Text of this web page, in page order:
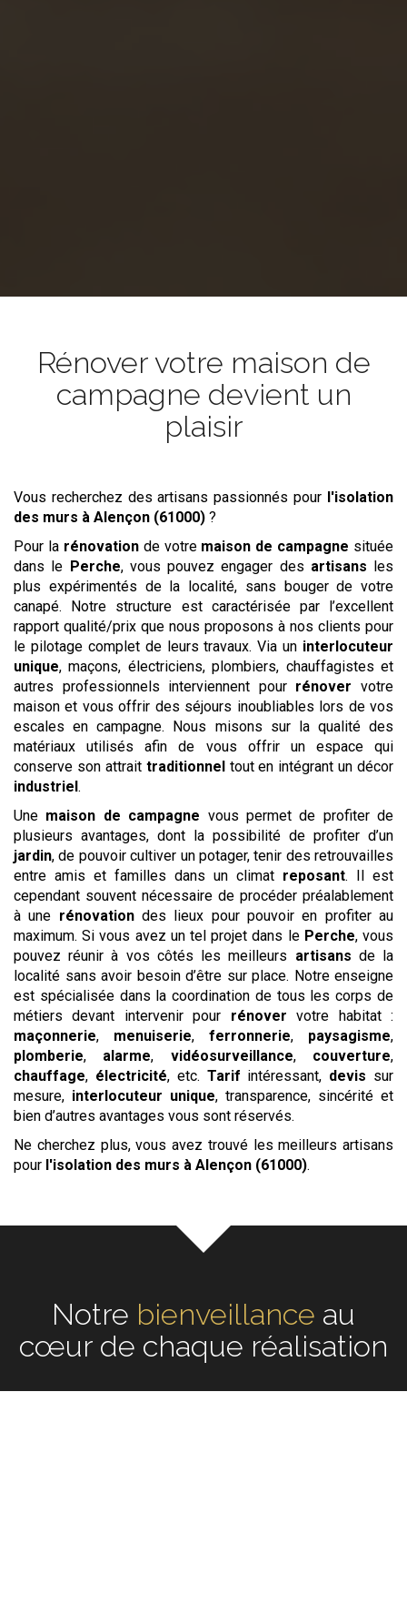
Rénover votre maison de
campagne devient un
plaisir
Vous recherchez des artisans passionnés pour l'isolation
des murs à Alençon (61000) ?
Pour la rénovationde votre maison de campagne située
dans le Perche, vous pouvez engager des artisans les
plus expérimentés de la localité, sans bouger de votre
canapé. Notre structure est caractérisée par l’excellent
rapport qualité/prix que nous proposons à nos clients pour
le pilotage complet de leurs travaux. Via un interlocuteur
unique, maçons, électriciens, plombiers, chauffagistes et
autres professionnels interviennent pour rénover votre
maison et vous offrir des séjours inoubliables lors de vos
escales en campagne. Nous misons sur la qualité des
matériaux utilisés afin de vous offrir un espace qui
conserve son attrait traditionneltout en intégrant un décor
industriel.
Une maison de campagne vous permet de profiter de
plusieurs avantages, dont la possibilité de profiter d’un
jardin, de pouvoir cultiver un potager, tenir des retrouvailles
entre amis et familles dans un climat reposant. Il est
cependant souvent nécessaire de procéder préalablement
à une rénovationdes lieux pour pouvoir en profiter au
maximum. Si vous avez un tel projet dans le Perche, vous
pouvez réunir à vos côtés les meilleurs artisans de la
localité sans avoir besoin d’être sur place. Notre enseigne
est spécialisée dans la coordination de tous les corps de
métiers devant intervenir pour rénover votre habitat :
maçonnerie, menuiserie, ferronnerie, paysagisme,
plomberie, alarme, vidéosurveillance, couverture,
chauffage, électricité, etc. Tarif intéressant, devis sur
mesure, interlocuteur unique, transparence, sincérité et
bien d’autres avantages vous sont réservés.
Ne cherchez plus, vous avez trouvé les meilleurs artisans
pour l'isolation des murs à Alençon (61000).
Notreécouteau cœur de
chaque réalisation